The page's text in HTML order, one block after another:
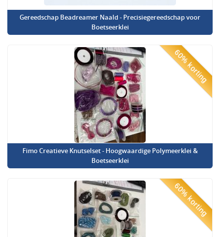
Gereedschap Beadreamer Naald - Precisiegereedschap voor
Boetseerklei
60% korting
Fimo Creatieve Knutselset - Hoogwaardige Polymeerklei &
Boetseerklei
60% korting